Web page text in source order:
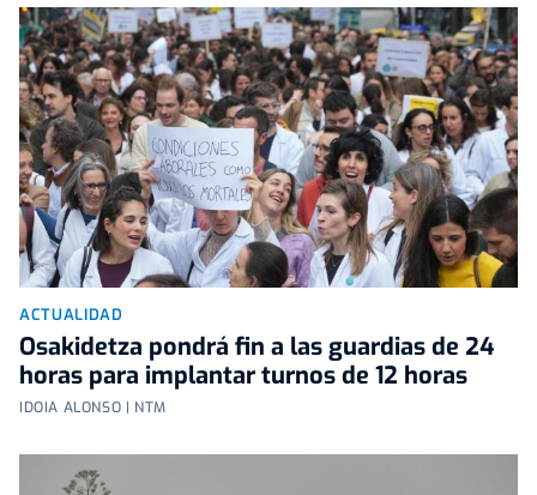
ACTUALIDAD
Osakidetza pondrá fin a las guardias de 24
horas para implantar turnos de 12 horas
IDOIA ALONSO | NTM